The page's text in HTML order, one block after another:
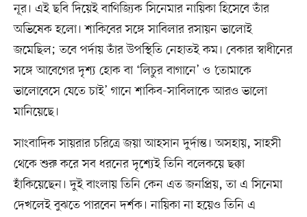
নূর। এই ছবি দিয়েই বাণিজ্যিক সিনেমার নায়িকা হিসেবে তাঁর
অভিষেক হলো। শাকিবের সঙ্গে সাবিলার রসায়ন ভালোই
জমেছিল; তবে পর্দায় তাঁর উপস্থিতি নেহাতই কম। বেকার স্বাধীনের
সঙ্গে আবেগের দৃশ্য হোক বা ‘লিচুর বাগানে’ ও ‘তোমাকে
ভালোবেসে যেতে চাই’ গানে শাকিব-সাবিলাকে আরও ভালো
মানিয়েছে।
সাংবাদিক সায়রার চরিত্রে জয়া আহসান দুর্দান্ত। অসহায়, সাহসী
থেকে শুরু করে সব ধরনের দৃশ্যেই তিনি বলেকয়ে ছক্কা
হাঁকিয়েছেন। দুই বাংলায় তিনি কেন এত জনপ্রিয়, তা এ সিনেমা
দেখলেই বুঝতে পারবেন দর্শক। নায়িকা না হয়েও তিনি এ